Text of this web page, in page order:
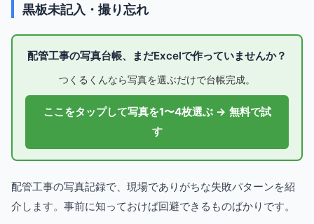
黒板未記入・撮り忘れ
配管工事の写真台帳、まだExcelで作っていませんか？
つくるくんなら写真を選ぶだけで台帳完成。
ここをタップして写真を1〜4枚選ぶ → 無料で試
す
配管工事の写真記録で、現場でありがちな失敗パターンを紹
介します。事前に知っておけば回避できるものばかりです。